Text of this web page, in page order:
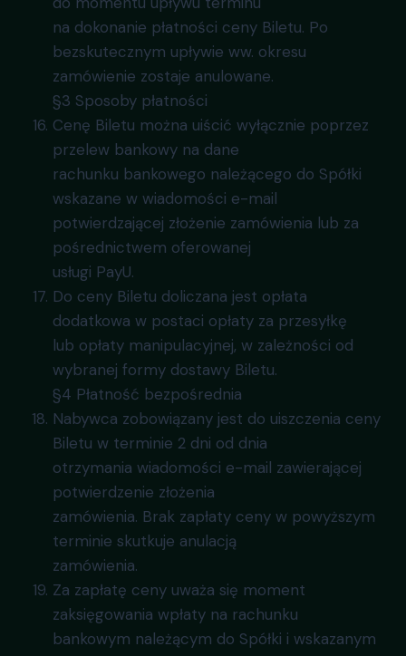
na dokonanie płatności ceny Biletu. Po
bezskutecznym upływie ww. okresu
zamówienie zostaje anulowane.
§3 Sposoby płatności
Cenę Biletu można uiścić wyłącznie poprzez
przelew bankowy na dane
rachunku bankowego należącego do Spółki
wskazane w wiadomości e-mail
potwierdzającej złożenie zamówienia lub za
pośrednictwem oferowanej
usługi PayU.
Do ceny Biletu doliczana jest opłata
dodatkowa w postaci opłaty za przesyłkę
lub opłaty manipulacyjnej, w zależności od
wybranej formy dostawy Biletu.
§4 Płatność bezpośrednia
Nabywca zobowiązany jest do uiszczenia ceny
Biletu w terminie 2 dni od dnia
otrzymania wiadomości e-mail zawierającej
potwierdzenie złożenia
zamówienia. Brak zapłaty ceny w powyższym
terminie skutkuje anulacją
zamówienia.
Za zapłatę ceny uważa się moment
zaksięgowania wpłaty na rachunku
bankowym należącym do Spółki i wskazanym